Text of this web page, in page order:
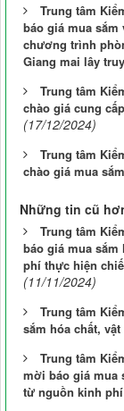
Trung tâm
báo giá mua
chương trình
Giang mai lây
Trung tâm
chào giá cung
(17/12/2024)
Trung tâm
chào giá mua
Những tin cũ
Trung tâm
báo giá mua
phí thực hiện
(11/11/2024)
Trung tâm
sắm hóa chất,
Trung tâm
mời báo giá mua
từ nguồn kinh